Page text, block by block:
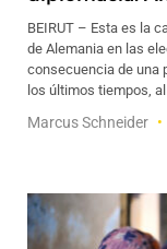
BEIRUT – Esta es la
de Alemania en las
consecuencia de una
los últimos tiempos,
Marcus Schneider